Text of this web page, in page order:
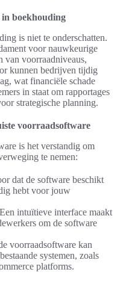
boekhouding
is niet te onderschatten.
voor nauwkeurige
van voorraadniveaus,
kunnen bedrijven tijdig
wat financiële schade
in staat om rapportages
strategische planning.
voorraadsoftware
is het verstandig om
te nemen:
dat de software beschikt
hebt voor jouw
Een intuïtieve interface maakt
om de software
voorraadsoftware kan
systemen, zoals
platforms.